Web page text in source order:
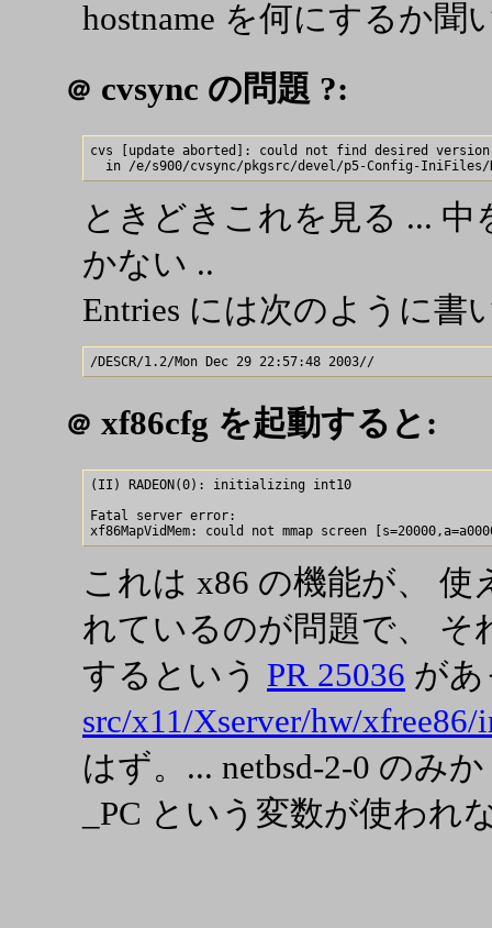
hostname を何にするか
＠ cvsync の問題 ?:
cvs [update aborted]: could not find desired
ときどきこれを見る ...
かない ..
Entries には次のように書
＠ xf86cfg を起動すると:
(II) RADEON(0): initializing int10
Fatal server error:
これは x86 の機能が、
れているのが問題で、 そ
するという PR 25036 が
src/x11/Xserver/hw/
はず。... netbsd-2-0 のみ
_PC という変数が使われ